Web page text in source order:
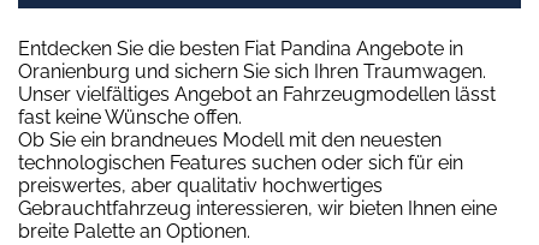
Entdecken Sie die besten Fiat Pandina Angebote in
Oranienburg und sichern Sie sich Ihren Traumwagen.
Unser vielfältiges Angebot an Fahrzeugmodellen lässt
fast keine Wünsche offen.
Ob Sie ein brandneues Modell mit den neuesten
technologischen Features suchen oder sich für ein
preiswertes, aber qualitativ hochwertiges
Gebrauchtfahrzeug interessieren, wir bieten Ihnen eine
breite Palette an Optionen.